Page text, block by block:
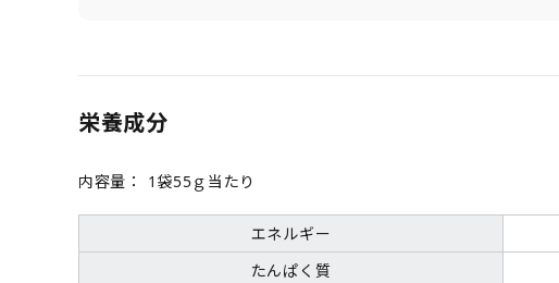
栄養成分
内容量： 1袋55ｇ当たり
エネルギー
たんぱく質